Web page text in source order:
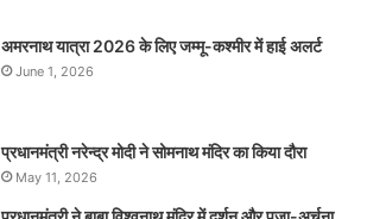
अमरनाथ यात्रा 2026 के लिए जम्मू-कश्मीर में हाई अलर्ट
June 1, 2026
प्रधानमंत्री नरेन्‍द्र मोदी ने सोमनाथ मंदिर का किया दौरा
May 11, 2026